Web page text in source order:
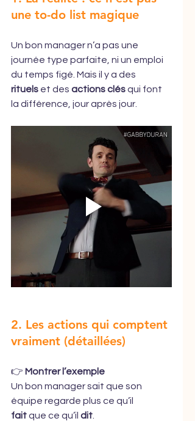
une to-do list magique
Un bon manager n’a pas une
journée type parfaite, ni un emploi
du temps figé. Mais il y a des
rituels et des actions clés qui font
la différence, jour après jour.
2. Les actions qui comptent
vraiment (détaillées)
👉 Montrer l’exemple
Un bon manager sait que son
équipe regarde plus ce qu’il
fait que ce qu’il dit